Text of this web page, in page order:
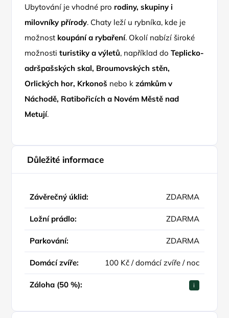
Ubytování je vhodné pro rodiny, skupiny i
milovníky přírody. Chaty leží u rybníka, kde je
možnost koupání a rybaření. Okolí nabízí široké
možnostituristiky a výletů, například doTeplicko-
adršpašských skal, Broumovských stěn,
Orlických hor, Krkonoš nebo kzámkům v
Náchodě, Ratibořicích a Novém Městě nad
Metují.
Důležité informace
Závěrečný úklid: ZDARMA
Ložní prádlo: ZDARMA
Parkování: ZDARMA
Domácí zvíře: 100 Kč / domácí zvíře / noc
Záloha (50 %): i